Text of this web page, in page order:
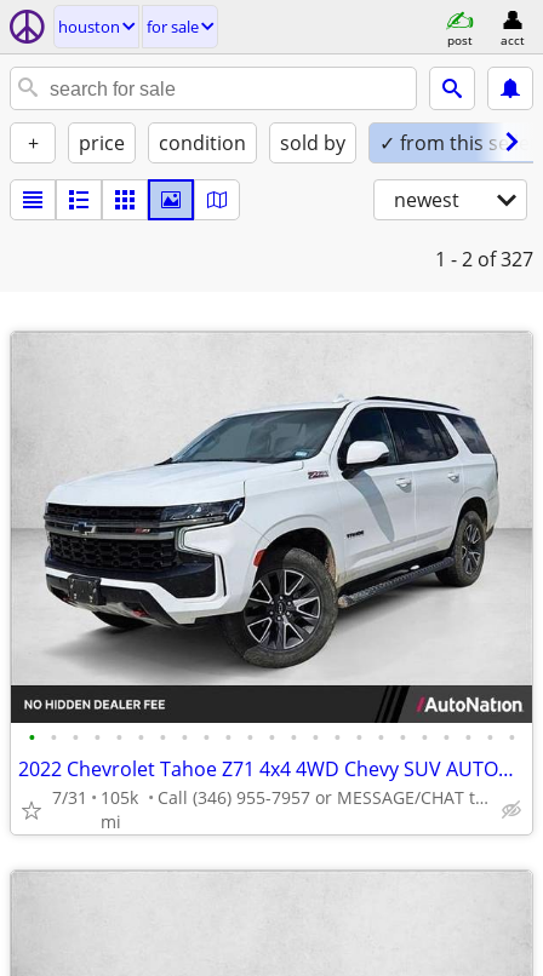
houston for sale
post acct
+ price condition sold by ✓ from this seller
newest
1 - 2 of 327
• • • • • • • • • • • • • • • • • • • • • • •
2022 Chevrolet Tahoe Z71 4x4 4WD Chevy SUV AUTONATION
7/31
105k
mi
Call (346) 955-7957 or MESSAGE/CHAT to confirm availability